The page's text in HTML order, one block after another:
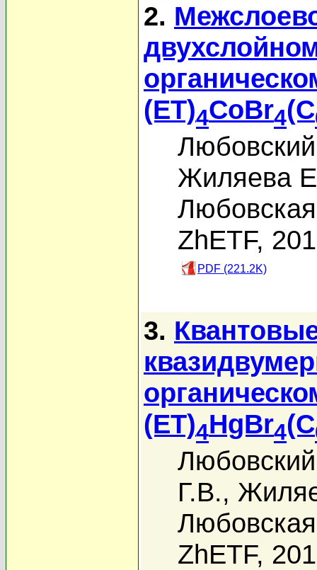
2.
(ET)4CoBr4(C
Жиляева
ZhETF,
PDF (221.2K)
3.
(ET)4HgBr4(C
Г.В.,
ZhETF,